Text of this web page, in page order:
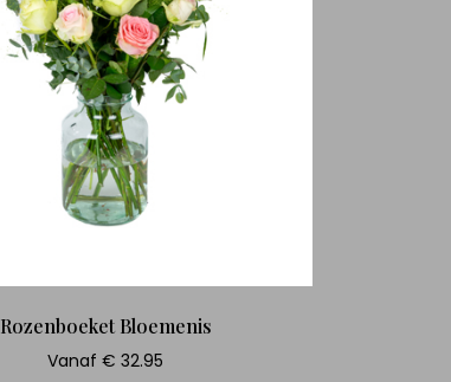
Rozenboeket Bloemenis
Vanaf € 32.95